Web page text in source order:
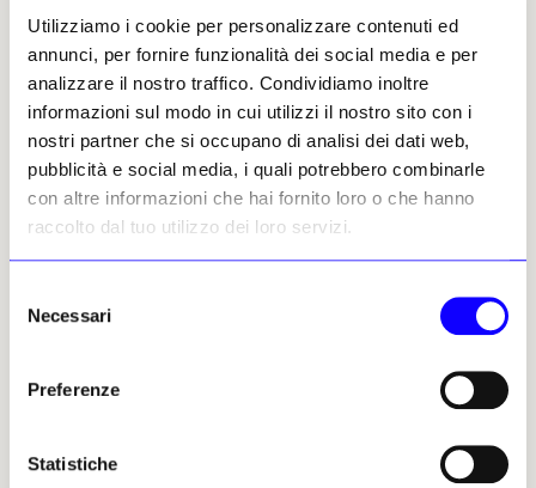
Utilizziamo i cookie per personalizzare contenuti ed
annunci, per fornire funzionalità dei social media e per
analizzare il nostro traffico. Condividiamo inoltre
informazioni sul modo in cui utilizzi il nostro sito con i
nostri partner che si occupano di analisi dei dati web,
pubblicità e social media, i quali potrebbero combinarle
con altre informazioni che hai fornito loro o che hanno
raccolto dal tuo utilizzo dei loro servizi.
delNecessari
Preferenze
Statistiche
Venis, la società informatica del Comune, con
affreschi e decorazioni a stucco del primo
sede di Insula, la società comunale di
manutenzione urbana, venduto per
acquistato dalla Regione lo splendido ma
fatiscente (perché mai restaurato) Palazzo
Di origine cinquecentesca, ma ricostruito nel
Tirali, con all’interno gli affreschi d’epoca di
Giuseppe Zais e Giovan Battista Mingardi.